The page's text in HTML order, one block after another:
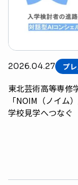
2026.04.27 プ
東北芸術高等専修
「NOIM（ノイム
学校見学へつなぐ